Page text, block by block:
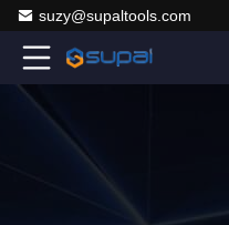
suzy@supaltools.com